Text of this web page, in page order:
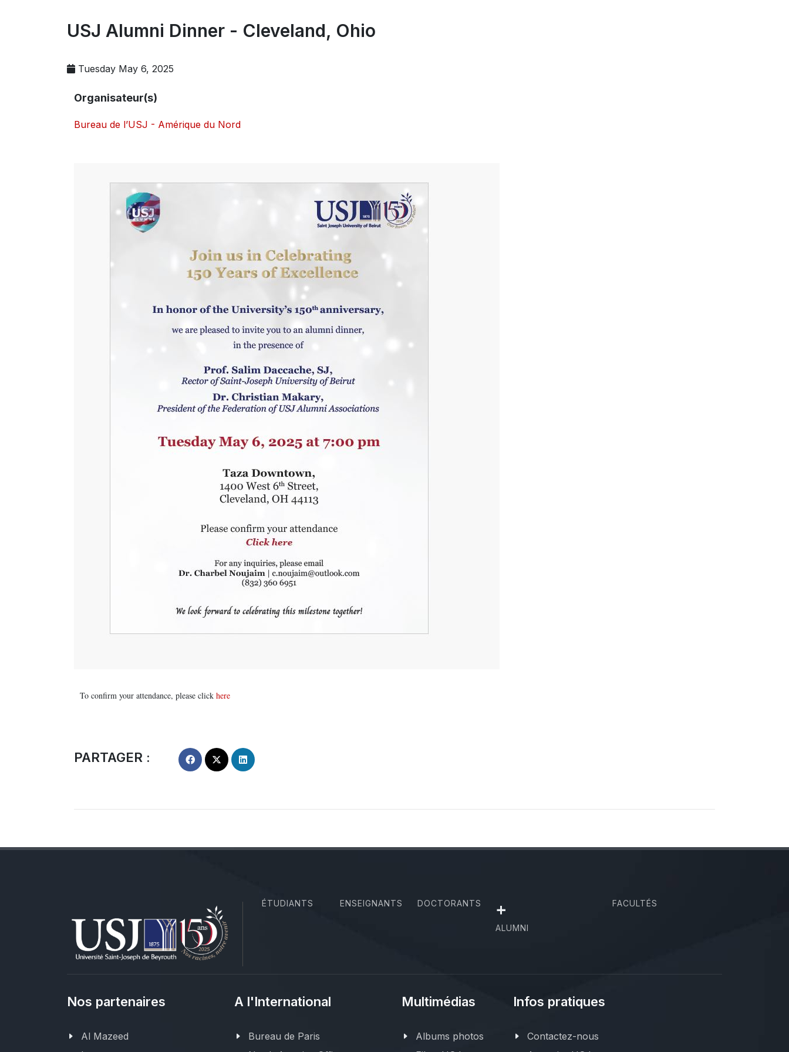
USJ Alumni Dinner - Cleveland, Ohio
Tuesday May 6, 2025
Organisateur(s)
Bureau de l’USJ - Amérique du Nord
To confirm your attendance, please click here
PARTAGER :
ÉTUDIANTS ENSEIGNANTS DOCTORANTS +
ALUMNI
FACULTÉS
Nos partenaires
Al Mazeed
A l'International
Bureau de Paris
Multimédias
Albums photos
Infos pratiques
Contactez-nous